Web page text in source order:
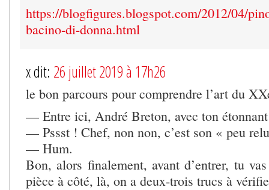
https://blogfigures.blogspot.com/2012/04/
bacino-di-donna.html
x dit: 26 juillet 2019 à 17h26
le bon parcours pour comprendre l’art du
— Entre ici, André Breton, avec ton
— Pssst ! Chef, non non, c’est son « peu
— Hum.
Bon, alors finalement, avant d’entrer, tu
pièce à côté, là, on a deux-trois trucs à